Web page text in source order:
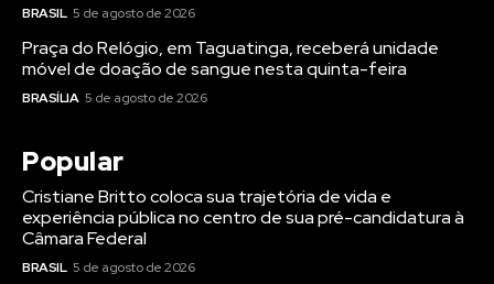
BRASIL 5 de agosto de 2026
Praça do Relógio, em Taguatinga, receberá unidade
móvel de doação de sangue nesta quinta-feira
BRASÍLIA 5 de agosto de 2026
Popular
Cristiane Britto coloca sua trajetória de vida e
experiência pública no centro de sua pré-candidatura à
Câmara Federal
BRASIL 5 de agosto de 2026